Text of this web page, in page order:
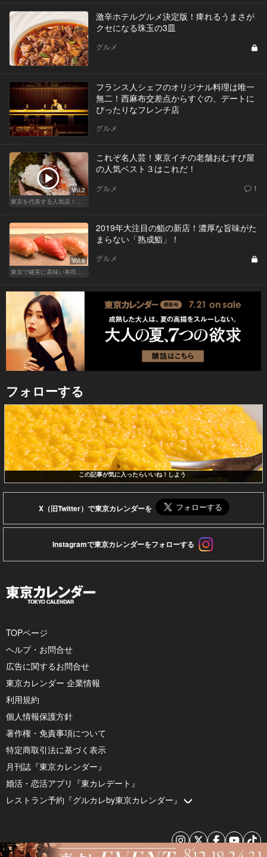
激辛ホテルグルメ決定版！痺れるうまさが
クセになる珠玉の3皿
グルメ
フランス人シェフのオリジナル料理は唯一
無二！西麻布交差点からすぐの、デートに
ぴったりなフレンチ店
グルメ
Vol.2
これぞ名人芸！東京イチの老舗おむすび屋
の人気ベスト３はこれだ！
グルメ 1
Vol.8
2019年大注目の鮨の新店！濃厚な旨味がた
まらない「熟成鮨」！
グルメ
フォローする
この記事が気に入ったらいいね！しよう
X（旧Twitter）で東京カレンダーを
Instagramで東京カレンダーをフォローする
TOPページ
ヘルプ・お問合せ
広告に関するお問合せ
東京カレンダー 企業情報
利用規約
個人情報保護方針
著作権・免責事項について
特定商取引法に基づく表示
月刊誌『東京カレンダー』
婚活・恋活アプリ『東カレデート』
レストラン予約『グルカレby東京カレンダー』